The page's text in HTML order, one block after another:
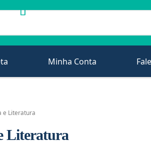
Minha Conta
e Literatura
Literatura